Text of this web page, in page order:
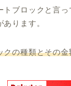
トブロックと言
ります。
クの種類とその金